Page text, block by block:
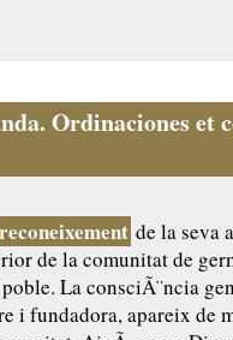
Ordinaciones et
reconeixement de la seva
de la comunitat de
La consciÃ¨ncia
i fundadora, apareix de